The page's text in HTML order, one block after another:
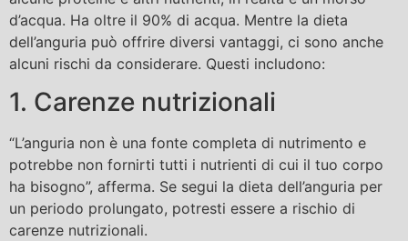
d’acqua. Ha oltre il 90% di acqua. Mentre la dieta
dell’anguria può offrire diversi vantaggi, ci sono anche
alcuni rischi da considerare. Questi includono:
1. Carenze nutrizionali
“L’anguria non è una fonte completa di nutrimento e
potrebbe non fornirti tutti i nutrienti di cui il tuo corpo
ha bisogno”, afferma. Se segui la dieta dell’anguria per
un periodo prolungato, potresti essere a rischio di
carenze nutrizionali.